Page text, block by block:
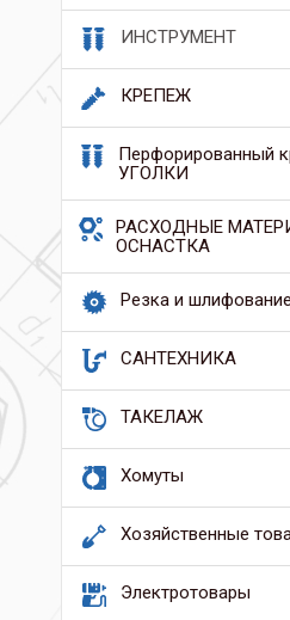
ИНСТРУМЕНТ
КРЕПЕЖ
Перфорированный
УГОЛКИ
РАСХОДНЫЕ
ОСНАСТКА
Резка и шлифование
САНТЕХНИКА
ТАКЕЛАЖ
Хомуты
Хозяйственные
Электротовары